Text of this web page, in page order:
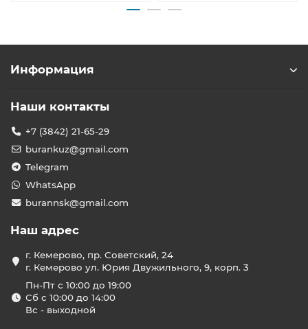
Информация
Наши контакты
+7 (3842) 21-65-29
burankuz@gmail.com
Telegram
WhatsApp
burannsk@gmail.com
Наш адрес
г. Кемерово, пр. Советский, 24
г. Кемерово ул. Юрия Двужильного, 9, корп. 3
Пн-Пт с 10:00 до 19:00
Сб с 10:00 до 14:00
Вс - выходной